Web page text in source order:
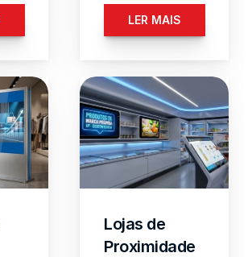
LER MAIS
Lojas de
Proximidade